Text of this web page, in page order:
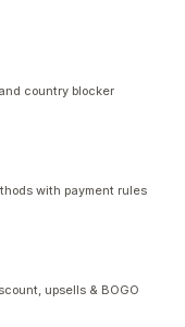
country blocker
with payment rules
upsells & BOGO